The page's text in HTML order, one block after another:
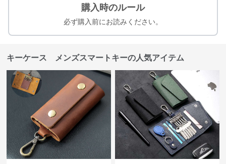
購入時のルール
必ず購入前にお読みください。
キーケース メンズスマートキーの人気アイテム